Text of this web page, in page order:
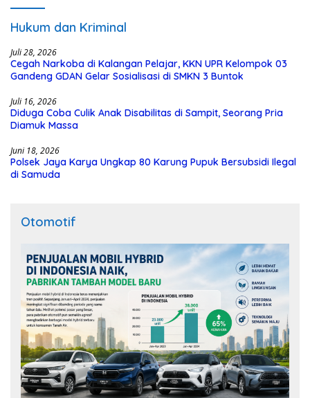
Hukum dan Kriminal
Juli 28, 2026
Cegah Narkoba di Kalangan Pelajar, KKN UPR Kelompok 03
Gandeng GDAN Gelar Sosialisasi di SMKN 3 Buntok
Juli 16, 2026
Diduga Coba Culik Anak Disabilitas di Sampit, Seorang Pria
Diamuk Massa
Juni 18, 2026
Polsek Jaya Karya Ungkap 80 Karung Pupuk Bersubsidi Ilegal
di Samuda
Otomotif